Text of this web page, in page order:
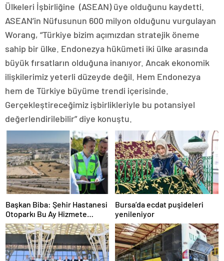
Ülkeleri İşbirliğine (ASEAN) üye olduğunu kaydetti.
ASEAN’in Nüfusunun 600 milyon olduğunu vurgulayan
Worang, “Türkiye bizim açımızdan stratejik öneme
sahip bir ülke. Endonezya hükümeti iki ülke arasında
büyük fırsatların olduğuna inanıyor. Ancak ekonomik
ilişkilerimiz yeterli düzeyde değil. Hem Endonezya
hem de Türkiye büyüme trendi içerisinde.
Gerçekleştireceğimiz işbirlikleriyle bu potansiyel
değerlendirilebilir” diye konuştu.
Başkan Biba: Şehir Hastanesi
Otoparkı Bu Ay Hizmete
Açılacak
Bursa’da ecdat puşideleri
yenileniyor